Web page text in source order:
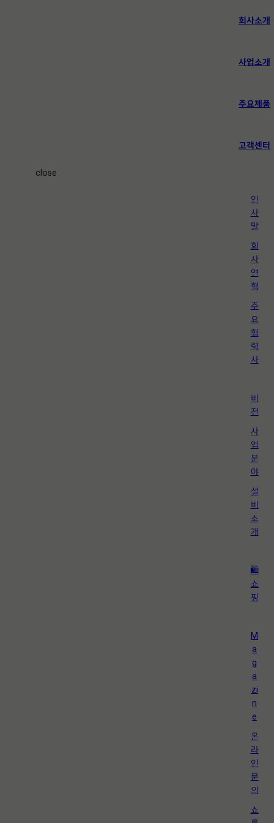
회사소개
사업소개
주요제품
고객센터
close
인
사
말
회
사
연
혁
주
요
협
력
사
비
전
사
업
분
야
설
비
소
개
🛍️
쇼
핑
M
a
g
a
zi
n
e
온
라
인
문
의
쇼